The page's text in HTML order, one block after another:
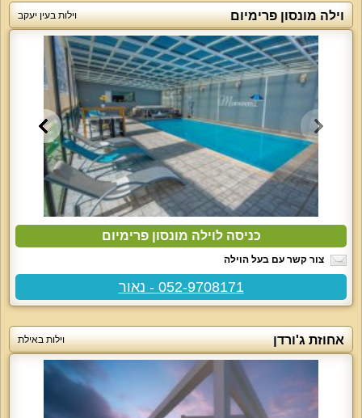
וילה מונסון פרימיום וילות בעין יעקב
כניסה לוילה מונסון פרימיום
צור קשר עם בעל הוילה
052-9708171 - נאור
אחוזת ג'ורדן וילות באילת